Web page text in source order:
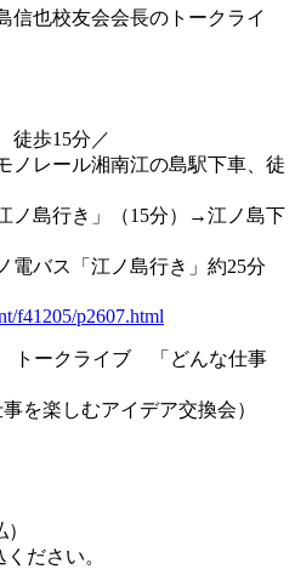
信也校友会会長のトークライ
徒歩15分／
ノレール湘南江の島駅下車、徒
ノ島行き」（15分）→江ノ島下
電バス「江ノ島行き」約25分
f41205/p2607.html
トークライブ 「どんな仕事
を楽しむアイデア交換会）
ださい。